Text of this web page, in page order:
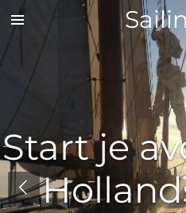
Zum
Start je